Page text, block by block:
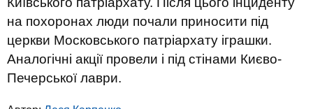
на похоронах люди почали приносити під
церкви Московського патріархату іграшки.
Аналогічні акції провели і під стінами Києво-
Печерської лаври.